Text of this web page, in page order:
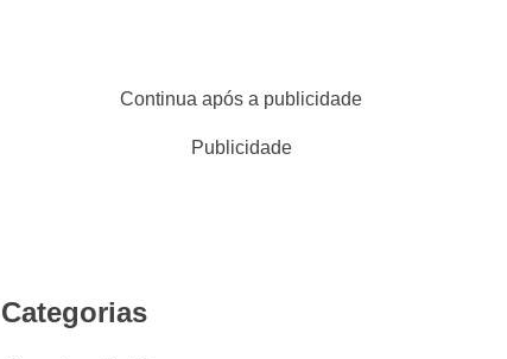
Continua após a publicidade
Publicidade
Categorias